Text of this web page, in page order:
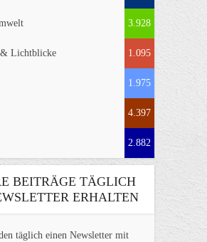
3.928
Lichtblicke 1.095
1.975
4.397
2.882
BEITRÄGE TÄGLICH
ERHALTEN
täglich einen Newsletter mit